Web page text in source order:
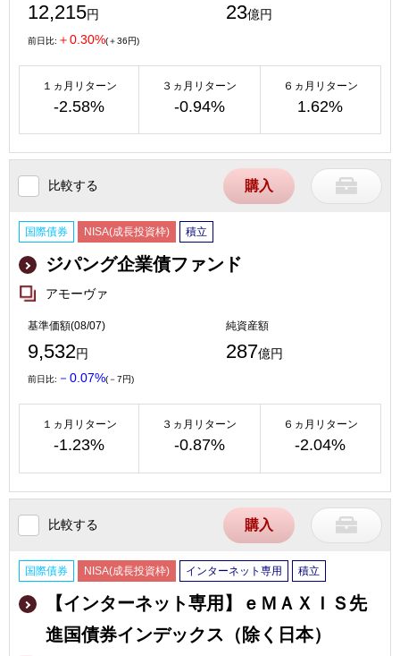
12,215円 23億円
前日比: ＋0.30%(＋36円)
１ヵ月リターン
-2.58%
３ヵ月リターン
-0.94%
６ヵ月リターン
1.62%
比較する 購入
国際債券 NISA(成長投資枠) 積立
ジパング企業債ファンド
アモーヴァ
基準価額(08/07)
9,532円
純資産額
287億円
前日比: －0.07%(－7円)
１ヵ月リターン
-1.23%
３ヵ月リターン
-0.87%
６ヵ月リターン
-2.04%
比較する 購入
国際債券 NISA(成長投資枠) インターネット専用 積立
【インターネット専用】ｅＭＡＸＩＳ先
進国債券インデックス（除く日本）